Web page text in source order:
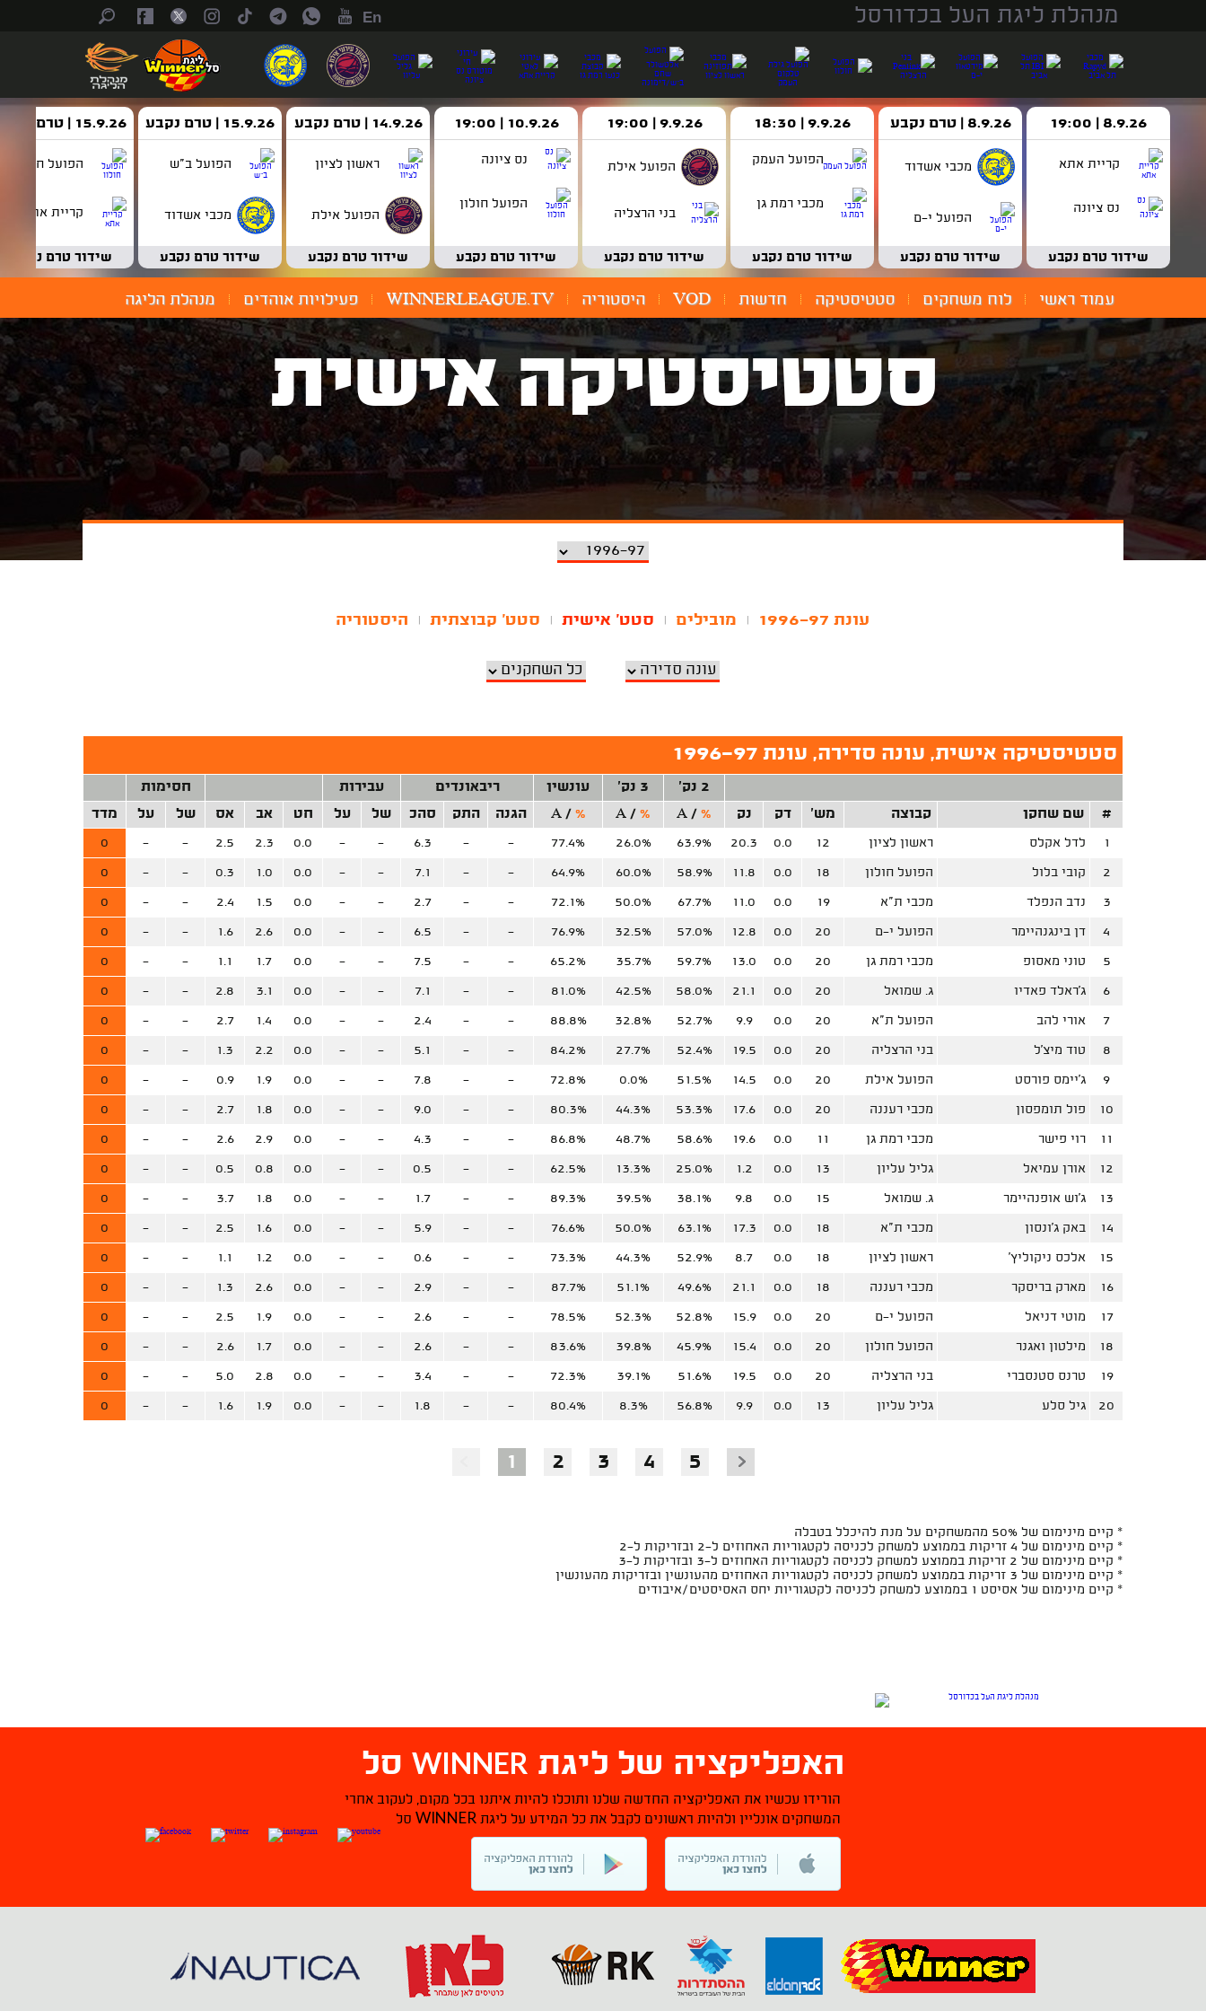
מנהלת ליגת העל בכדורסל En
8.9.26 | 19:00
קריית אתא
נס ציונה
שידור טרם נקבע
8.9.26 | טרם נקבע
מכבי אשדוד
הפועל י-ם
שידור טרם נקבע
9.9.26 | 18:30
הפועל העמק
מכבי רמת גן
שידור טרם נקבע
9.9.26 | 19:00
הפועל אילת
בני הרצליה
שידור טרם נקבע
10.9.26 | 19:00
נס ציונה
הפועל חולון
שידור טרם נקבע
14.9.26 | טרם נקבע
ראשון לציון
הפועל אילת
שידור טרם נקבע
15.9.26 | טרם נקבע
הפועל ב"ש
מכבי אשדוד
שידור טרם נקבע
15.9.26 | טרם נקבע
הפועל חולון
קריית אתא
שידור טרם נקבע
עמוד ראשי לוח משחקים סטטיסטיקה חדשות VOD היסטוריה WINNERLEAGUE.TV פעילויות אוהדים מנהלת הליגה
סטטיסטיקה אישית
עונת 1996-97 מובילים סטט' אישית סטט' קבוצתית היסטוריה
סטטיסטיקה אישית, עונה סדירה, עונת 1996-97
2 נק' 3 נק' עונשין ריבאונדים עבירות
חסימות
#
שם שחקן קבוצה מש' דק נק %
/
A
%
/
A
%
/
A הגנה התק סהכ של על חט אב אס של על מדד
1 לדל אקלס ראשון לציון 12
0.0
20.3
63.9%
26.0%
77.4%
-
-
6.3
-
-
0.0
2.3
2.5
-
-
0
2 קובי בלול הפועל חולון 18
0.0
11.8
58.9%
60.0%
64.9%
-
-
7.1
-
-
0.0
1.0
0.3
-
-
0
3 נדב הנפלד מכבי ת"א 19
0.0
11.0
67.7%
50.0%
72.1%
-
-
2.7
-
-
0.0
1.5
2.4
-
-
0
4 דן בינגנהיימר הפועל י-ם 20
0.0
12.8
57.0%
32.5%
76.9%
-
-
6.5
-
-
0.0
2.6
1.6
-
-
0
5 טוני מאסופ מכבי רמת גן 20
0.0
13.0
59.7%
35.7%
65.2%
-
-
7.5
-
-
0.0
1.7
1.1
-
-
0
6 ג'ראלד פאדיו ג. שמואל 20
0.0
21.1
58.0%
42.5%
81.0%
-
-
7.1
-
-
0.0
3.1
2.8
-
-
0
7 אורי להב הפועל ת"א 20
0.0
9.9
52.7%
32.8%
88.8%
-
-
2.4
-
-
0.0
1.4
2.7
-
-
0
8 טוד מיצ'ל בני הרצליה 20
0.0
19.5
52.4%
27.7%
84.2%
-
-
5.1
-
-
0.0
2.2
1.3
-
-
0
9 ג'יימס פורסט הפועל אילת 20
0.0
14.5
51.5%
0.0%
72.8%
-
-
7.8
-
-
0.0
1.9
0.9
-
-
0
10 פול תומפסון מכבי רעננה 20
0.0
17.6
53.3%
44.3%
80.3%
-
-
9.0
-
-
0.0
1.8
2.7
-
-
0
11 רוי פישר מכבי רמת גן 11
0.0
19.6
58.6%
48.7%
86.8%
-
-
4.3
-
-
0.0
2.9
2.6
-
-
0
12 אורן עמיאל גליל עליון 13
0.0
1.2
25.0%
13.3%
62.5%
-
-
0.5
-
-
0.0
0.8
0.5
-
-
0
13 ג'וש אופנהיימר ג. שמואל 15
0.0
9.8
38.1%
39.5%
89.3%
-
-
1.7
-
-
0.0
1.8
3.7
-
-
0
14 באק ג'ונסון מכבי ת"א 18
0.0
17.3
63.1%
50.0%
76.6%
-
-
5.9
-
-
0.0
1.6
2.5
-
-
0
15 אלכס ניקוליץ' ראשון לציון 18
0.0
8.7
52.9%
44.3%
73.3%
-
-
0.6
-
-
0.0
1.2
1.1
-
-
0
16 מארק בריסקר מכבי רעננה 18
0.0
21.1
49.6%
51.1%
87.7%
-
-
2.9
-
-
0.0
2.6
1.3
-
-
0
17 מוטי דניאל הפועל י-ם 20
0.0
15.9
52.8%
52.3%
78.5%
-
-
2.6
-
-
0.0
1.9
2.5
-
-
0
18 מילטון ואגנר הפועל חולון 20
0.0
15.4
45.9%
39.8%
83.6%
-
-
2.6
-
-
0.0
1.7
2.6
-
-
0
19 טרנס סטנסברי בני הרצליה 20
0.0
19.5
51.6%
39.1%
72.3%
-
-
3.4
-
-
0.0
2.8
5.0
-
-
0
20 גיל סלע גליל עליון 13
0.0
9.9
56.8%
8.3%
80.4%
-
-
1.8
-
-
0.0
1.9
1.6
-
-
0
1 2 3 4 5
* קיים מינימום של 50% מהמשחקים על מנת להיכלל בטבלה
* קיים מינימום של 4 זריקות בממוצע למשחק לכניסה לקטגוריות האחוזים ל-2 ובזריקות ל-2
* קיים מינימום של 2 זריקות בממוצע למשחק לכניסה לקטגוריות האחוזים ל-3 ובזריקות ל-3
* קיים מינימום של 3 זריקות בממוצע למשחק לכניסה לקטגוריות האחוזים מהעונשין ובזריקות מהעונשין
* קיים מינימום של אסיסט 1 בממוצע למשחק לכניסה לקטגוריות יחס האסיסטים/איבודים
האפליקציה של ליגת WINNER סל
הורידו עכשיו את האפליקציה החדשה שלנו ותוכלו להיות איתנו בכל מקום, לעקוב אחרי
המשחקים אונליין ולהיות ראשונים לקבל את כל המידע על ליגת WINNER סל